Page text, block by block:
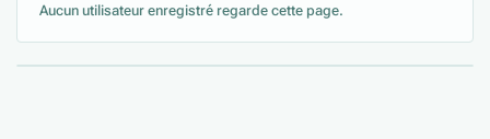
Aucun utilisateur enregistré regarde cette page.